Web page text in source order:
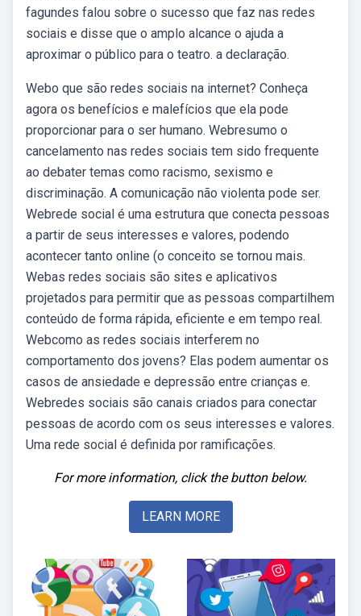
fagundes falou sobre o sucesso que faz nas redes
sociais e disse que o amplo alcance o ajuda a
aproximar o público para o teatro. a declaração.
Webo que são redes sociais na internet? Conheça
agora os benefícios e malefícios que ela pode
proporcionar para o ser humano. Webresumo o
cancelamento nas redes sociais tem sido frequente
ao debater temas como racismo, sexismo e
discriminação. A comunicação não violenta pode ser.
Webrede social é uma estrutura que conecta pessoas
a partir de seus interesses e valores, podendo
acontecer tanto online (o conceito se tornou mais.
Webas redes sociais são sites e aplicativos
projetados para permitir que as pessoas compartilhem
conteúdo de forma rápida, eficiente e em tempo real.
Webcomo as redes sociais interferem no
comportamento dos jovens? Elas podem aumentar os
casos de ansiedade e depressão entre crianças e.
Webredes sociais são canais criados para conectar
pessoas de acordo com os seus interesses e valores.
Uma rede social é definida por ramificações.
For more information, click the button below.
LEARN MORE